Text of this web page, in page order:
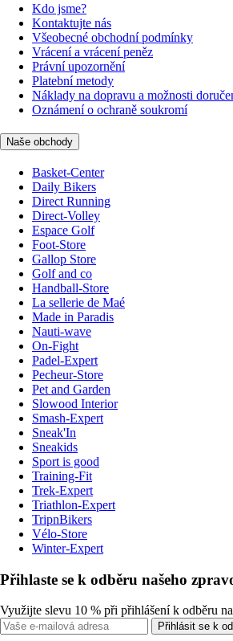
Kdo jsme?
Kontaktujte nás
Všeobecné obchodní podmínky
Vrácení a vrácení peněz
Právní upozornění
Platební metody
Náklady na dopravu a možnosti
Oznámení o ochraně soukromí
Naše obchody
Basket-Center
Daily Bikers
Direct Running
Direct-Volley
Espace Golf
Foot-Store
Gallop Store
Golf and co
Handball-Store
La sellerie de Maé
Made in Paradis
Nauti-wave
On-Fight
Padel-Expert
Pecheur-Store
Pet and Garden
Slowood Interior
Smash-Expert
Sneak'In
Sneakids
Sport is good
Training-Fit
Trek-Expert
Triathlon-Expert
TripnBikers
Vélo-Store
Winter-Expert
Přihlaste se k odběru našeho
Využijte slevu 10 % při přihlášení k odběru
Přihlásit se k